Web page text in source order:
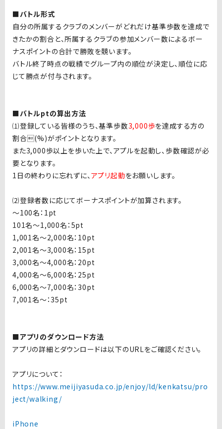
■バトル形式
自分の所属するクラブのメンバーがどれだけ基準歩数を達成で
きたかの割合と、所属するクラブの参加メンバー数によるボー
ナスポイントの合計で勝敗を競います。
バトル終了時点の戦績でグループ内の順位が決定し、順位に応
じて勝点が付与されます。
■バトルptの算出方法
⑴登録している皆様のうち、基準歩数3,000歩を達成する方の
割合(%)がポイントとなります。
また3,000歩以上を歩いた上で、アプルを起動し、歩数確認が必
要となります。
1日の終わりに忘れずに、アプリ起動をお願いします。
⑵登録者数に応じてボーナスポイントが加算されます。
〜100名：1pt
101名〜1,000名：5pt
1,001名〜2,000名：10pt
2,001名〜3,000名：15pt
3,000名〜4,000名：20pt
4,000名〜6,000名：25pt
6,000名〜7,000名：30pt
7,001名〜：35pt
■アプリのダウンロード方法
アプリの詳細とダウンロードは以下のURLをご確認ください。
アプリについて：
https://www.meijiyasuda.co.jp/enjoy/ld/kenkatsu/pro
ject/walking/
iPhone